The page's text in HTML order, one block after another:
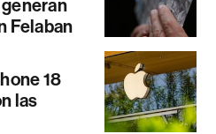
Felaban
18
las